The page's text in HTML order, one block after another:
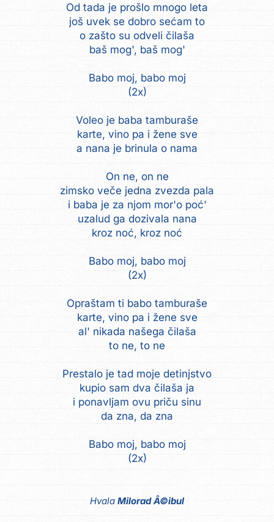
Od tada je prošlo mnogo leta
još uvek se dobro sećam to
o zašto su odveli čilaša
baš mog', baš mog'
Babo moj, babo moj
(2x)
Voleo je baba tamburaše
karte, vino pa i žene sve
a nana je brinula o nama
On ne, on ne
zimsko veče jedna zvezda pala
i baba je za njom mor'o poć'
uzalud ga dozivala nana
kroz noć, kroz noć
Babo moj, babo moj
(2x)
Opraštam ti babo tamburaše
karte, vino pa i žene sve
al' nikada našega čilaša
to ne, to ne
Prestalo je tad moje detinjstvo
kupio sam dva čilaša ja
i ponavljam ovu priču sinu
da zna, da zna
Babo moj, babo moj
(2x)
Hvala Milorad Â©ibul